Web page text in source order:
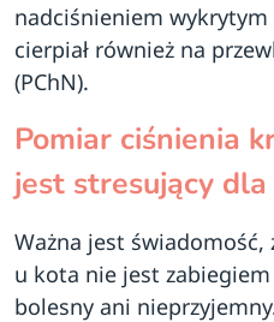
nadciśnieniem
cierpiał również na
(PChN).
Pomiar ciśnienia
jest stresujący
Ważna jest
u kota nie jest
bolesny ani